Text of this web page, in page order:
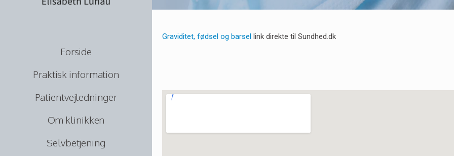
Forside
Praktisk information
Patientvejledninger
Om klinikken
Selvbetjening
Graviditet, fødsel og barsel link direkte til Sundhed.dk